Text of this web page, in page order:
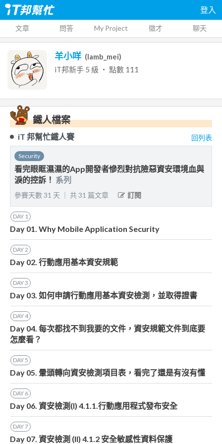
登入
文章 問答 My Project 徵才 聊天
羊小咩 (lamb_mei)
iT邦新手 5 級 ‧ 點數 111
鐵人檔案
iT 邦幫忙鐵人賽 回列表
Security
看完眼眶濕濕的App開發者慘烈對抗險惡資安環境血與
淚的控訴！ 系列
參賽天數31 天 共31 篇文章 訂閱
DAY 1
Day 01. Why Mobile Application Security
DAY2
Day 02. 行動應用基本資安規範
DAY3
Day 03. 如何申請行動應用基本資安檢測，並取得證書
DAY4
Day 04. 每次都找不到我要的文件，資安規範文件到底要
怎麼看？
DAY5
Day 05. 暈頭轉向資安檢測項目表，看完了還是有沒有懂
DAY 6
Day 06. 資安檢測(I) 4.1.1.行動應用程式發布安全
DAY7
Day 07. 資安檢測 (II) 4.1.2 安全敏感性資料保護